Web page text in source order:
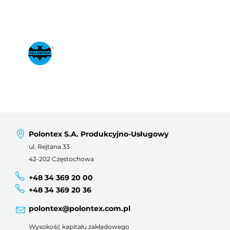
Polontex S.A. Produkcyjno-Usługowy
ul. Rejtana 33
42-202 Częstochowa
+48 34 369 20 00
+48 34 369 20 36
polontex@polontex.com.pl
Wysokość kapitału zakładowego